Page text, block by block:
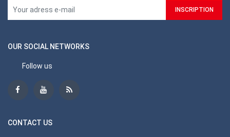
OUR SOCIAL NETWORKS
Follow us
CONTACT US